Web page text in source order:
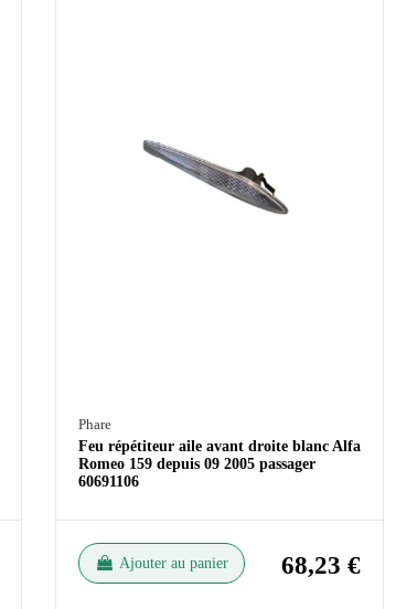
Phare
Feu répétiteur aile avant droite blanc Alfa
Romeo 159 depuis 09 2005 passager
60691106
Ajouter au panier 68,23 €